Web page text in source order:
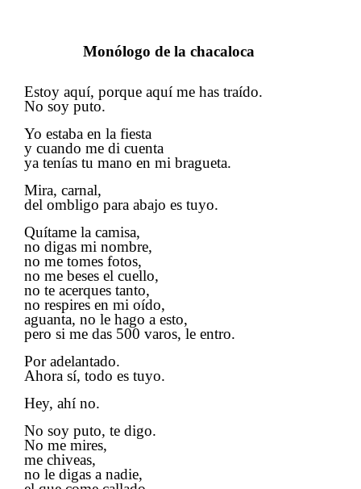
Monólogo de la chacaloca
Estoy aquí, porque aquí me has traído.
No soy puto.
Yo estaba en la fiesta
y cuando me di cuenta
ya tenías tu mano en mi bragueta.
Mira, carnal,
del ombligo para abajo es tuyo.
Quítame la camisa,
no digas mi nombre,
no me tomes fotos,
no me beses el cuello,
no te acerques tanto,
no respires en mi oído,
aguanta, no le hago a esto,
pero si me das 500 varos, le entro.
Por adelantado.
Ahora sí, todo es tuyo.
Hey, ahí no.
No soy puto, te digo.
No me mires,
me chiveas,
no le digas a nadie,